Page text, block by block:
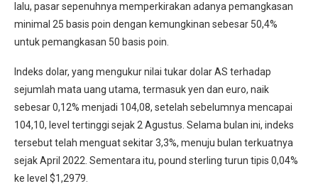
lalu, pasar sepenuhnya memperkirakan adanya pemangkasan
minimal 25 basis poin dengan kemungkinan sebesar 50,4%
untuk pemangkasan 50 basis poin.
Indeks dolar, yang mengukur nilai tukar dolar AS terhadap
sejumlah mata uang utama, termasuk yen dan euro, naik
sebesar 0,12% menjadi 104,08, setelah sebelumnya mencapai
104,10, level tertinggi sejak 2 Agustus. Selama bulan ini, indeks
tersebut telah menguat sekitar 3,3%, menuju bulan terkuatnya
sejak April 2022. Sementara itu, pound sterling turun tipis 0,04%
ke level $1,2979.